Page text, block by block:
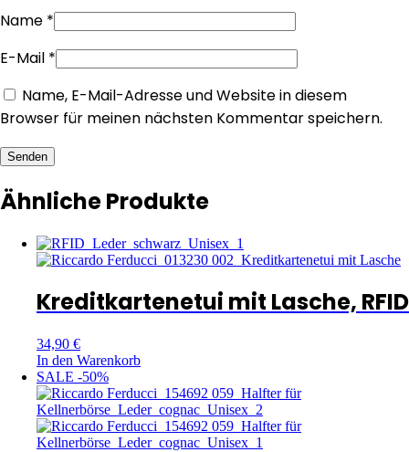
Name *
E-Mail *
Name, E-Mail-Adresse und Website in diesem
Browser für meinen nächsten Kommentar speichern.
Senden
Ähnliche Produkte
Kreditkartenetui mit Lasche, RFID
34,90 €
In den Warenkorb
SALE -50%